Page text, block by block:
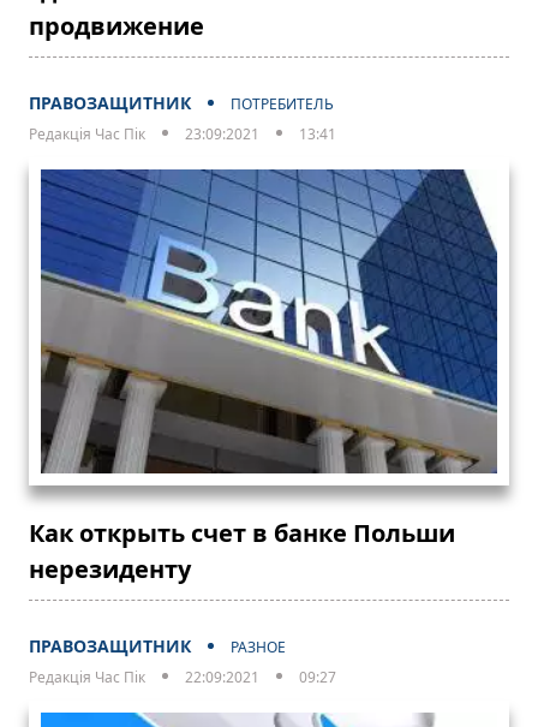
продвижение
ПРАВОЗАЩИТНИК
ПОТРЕБИТЕЛЬ
Редакція Час Пік
23:09:2021 13:41
Как открыть счет в банке Польши
нерезиденту
ПРАВОЗАЩИТНИК
РАЗНОЕ
Редакція Час Пік
22:09:2021 09:27